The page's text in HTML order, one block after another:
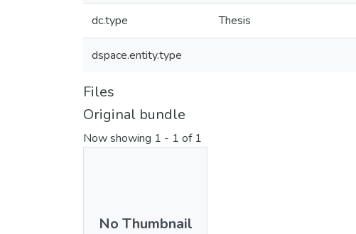
dc.type Thesis
dspace.entity.type
Files
Original bundle
Now showing 1 - 1 of 1
No Thumbnail